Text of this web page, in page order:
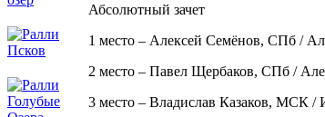
Абсолютный зачет
1 место – Алексей Семёнов, СПб /
2 место – Павел Щербаков, СПб /
3 место – Владислав Казаков,